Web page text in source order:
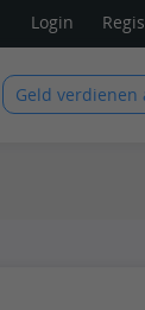
Login
Geld verdienen